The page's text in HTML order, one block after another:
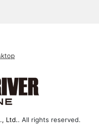
Ltd.. All rights reserved.